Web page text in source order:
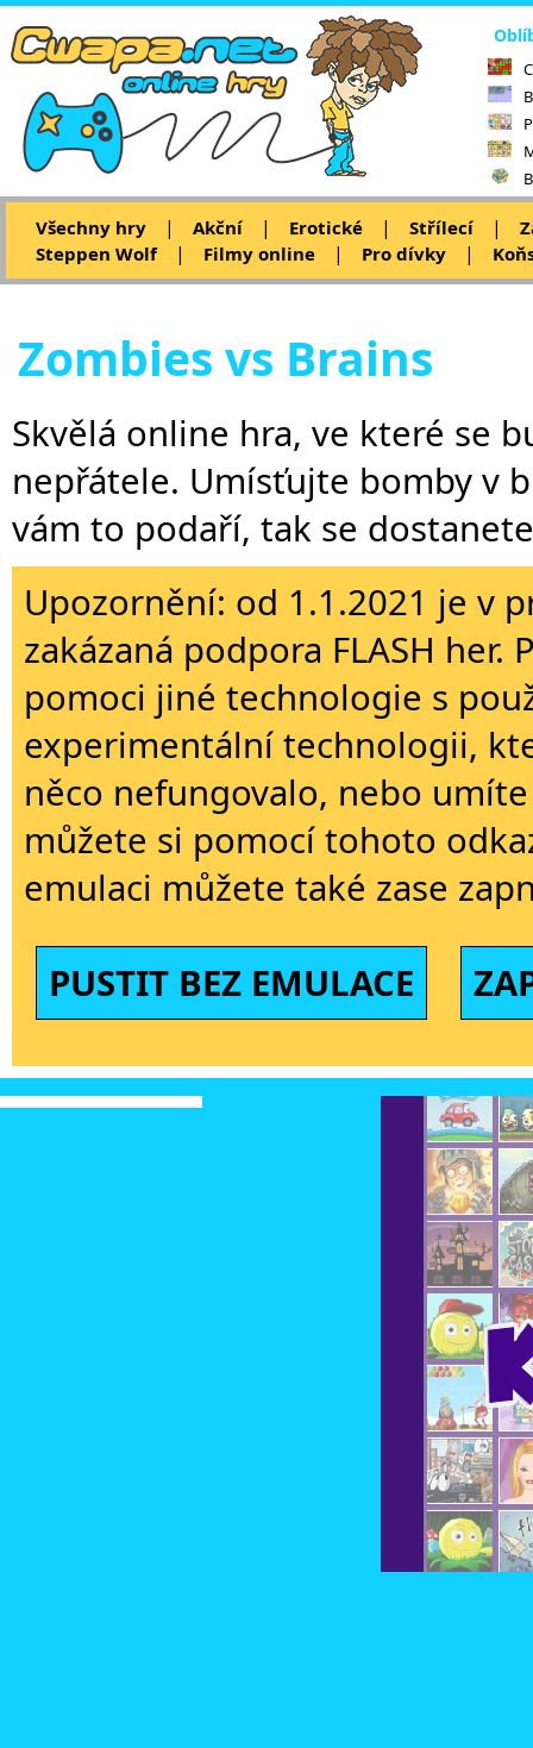
Všechny hry | Akční | Erotické | Střílecí |
Steppen Wolf
| Filmy online | Pro dívky |
Zombies vs Brains
Skvělá online hra, ve které se
nepřátele. Umísťujte bomby v
vám to podaří, tak se
Upozornění: od 1.1.2021 je v
zakázaná podpora FLASH
pomoci jiné technologie s
experimentální technologii,
něco nefungovalo, nebo
můžete si pomocí tohoto
emulaci můžete také zase
PUSTIT BEZ EMULACE